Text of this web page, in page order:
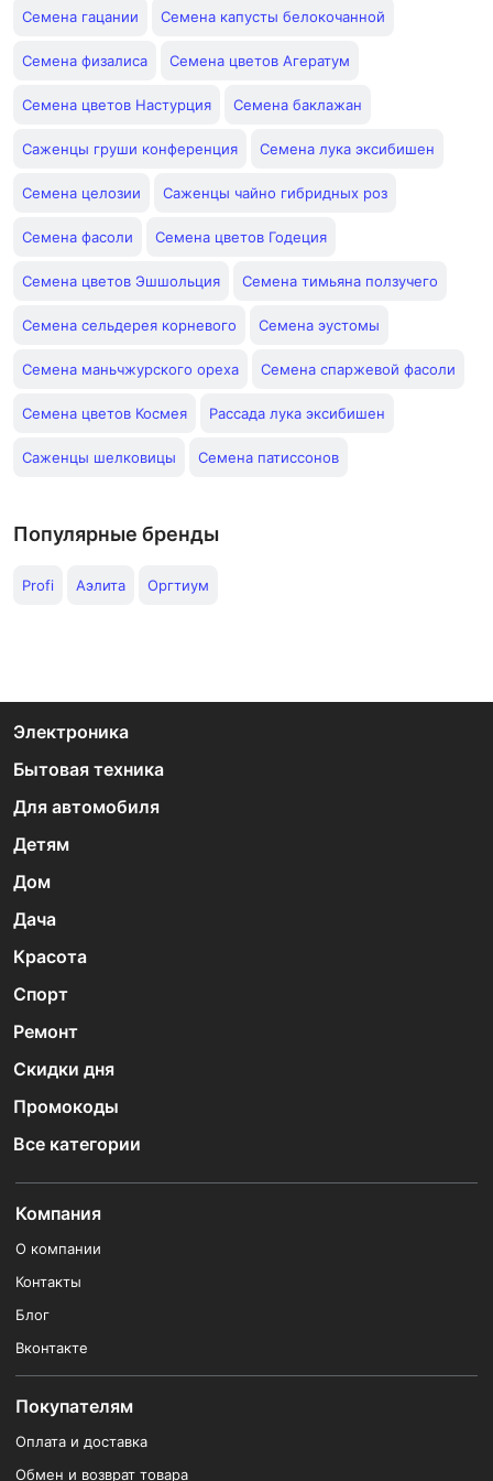
Семена гацании Семена капусты белокочанной
Семена физалиса Семена цветов Агератум
Семена цветов Настурция Семена баклажан
Саженцы груши конференция Семена лука эксибишен
Семена целозии Саженцы чайно гибридных роз
Семена фасоли Семена цветов Годеция
Семена цветов Эшшольция Семена тимьяна ползучего
Семена сельдерея корневого Семена эустомы
Семена маньчжурского ореха Семена спаржевой фасоли
Семена цветов Космея Рассада лука эксибишен
Саженцы шелковицы Семена патиссонов
Популярные бренды
Profi Аэлита Оргтиум
Электроника
Бытовая техника
Для автомобиля
Детям
Дом
Дача
Красота
Спорт
Ремонт
Скидки дня
Промокоды
Все категории
Компания
О компании
Контакты
Блог
Вконтакте
Покупателям
Оплата и доставка
Обмен и возврат товара